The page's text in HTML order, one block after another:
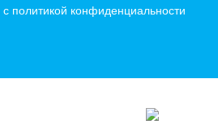
с политикой конфиденциальности